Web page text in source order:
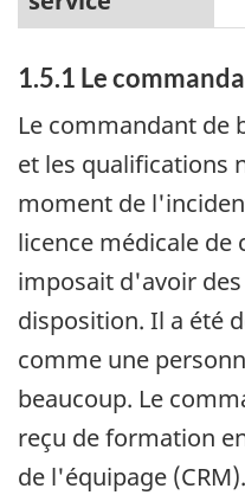
1.5.1 Le
Le commandant de
et les qualifications
moment de
licence médicale de
imposait d'avoir
disposition. Il a été
comme une
beaucoup. Le
reçu de formation
de l'équipage (CRM).